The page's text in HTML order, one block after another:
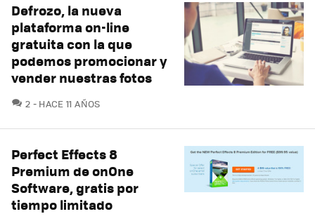
Defrozo, la nueva
plataforma on-line
gratuita con la que
podemos promocionar y
vender nuestras fotos
2 COMENTARIOS
HACE 11 AÑOS
Perfect Effects 8
Premium de onOne
Software, gratis por
tiempo limitado